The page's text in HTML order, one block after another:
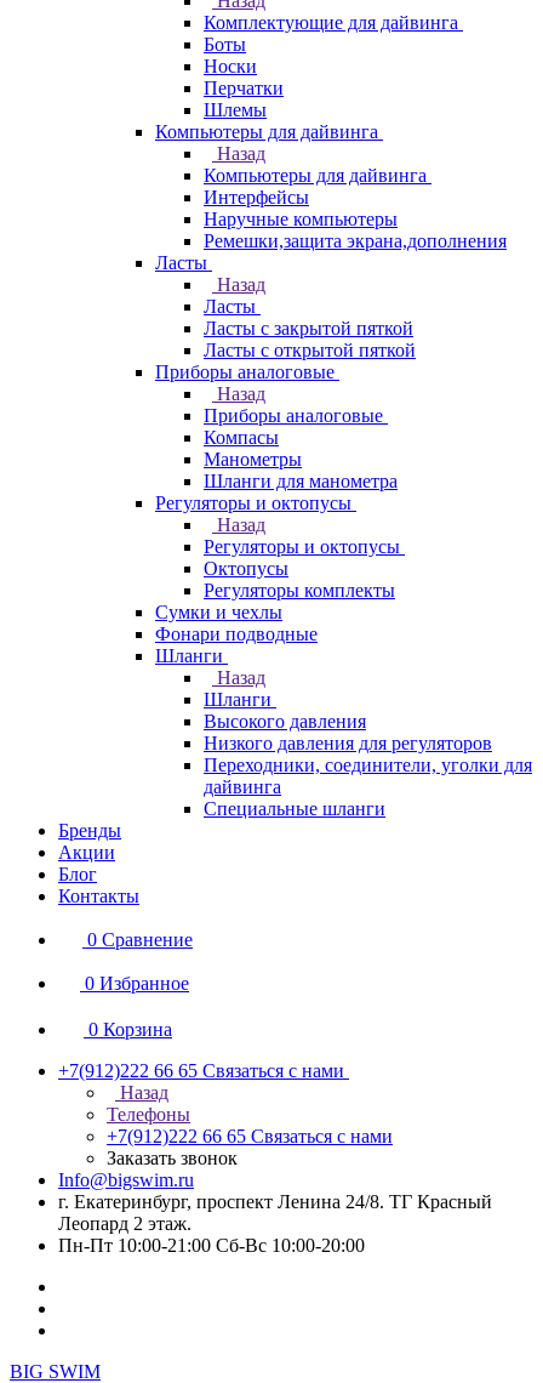
Комплектующие для дайвинга
Боты
Носки
Перчатки
Шлемы
Компьютеры для дайвинга
Назад
Компьютеры для дайвинга
Интерфейсы
Наручные компьютеры
Ремешки,защита экрана,дополнения
Ласты
Назад
Ласты
Ласты с закрытой пяткой
Ласты с открытой пяткой
Приборы аналоговые
Назад
Приборы аналоговые
Компасы
Манометры
Шланги для манометра
Регуляторы и октопусы
Назад
Регуляторы и октопусы
Октопусы
Регуляторы комплекты
Сумки и чехлы
Фонари подводные
Шланги
Назад
Шланги
Высокого давления
Низкого давления для регуляторов
Переходники, соединители, уголки для
дайвинга
Специальные шланги
Бренды
Акции
Блог
Контакты
0 Сравнение
0 Избранное
0 Корзина
+7(912)222 66 65 Связаться с нами
Назад
Телефоны
+7(912)222 66 65 Связаться с нами
Заказать звонок
Info@bigswim.ru
г. Екатеринбург, проспект Ленина 24/8. ТГ Красный
Леопард 2 этаж.
Пн-Пт 10:00-21:00 Сб-Вс 10:00-20:00
BIG SWIM